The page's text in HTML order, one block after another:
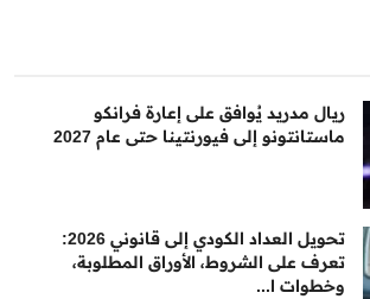
ريال مدريد يُوافق على إعارة فرانكو
ماستانتونو إلى فيورنتينا حتى عام 2027
تحويل العداد الكودي إلى قانوني 2026:
تعرف على الشروط، الأوراق المطلوبة،
وخطوات ا...